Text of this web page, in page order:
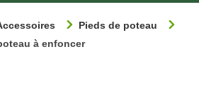
Pieds de poteau
à enfoncer